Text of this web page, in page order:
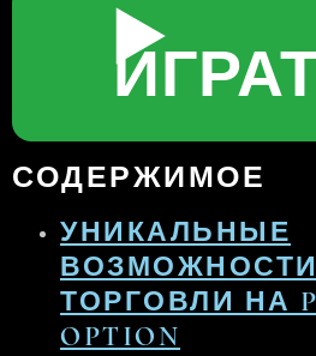
▶️
СОДЕРЖИМОЕ
УНИКАЛЬНЫЕ
ТОРГОВЛИ НА
OPTION